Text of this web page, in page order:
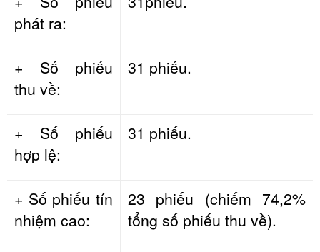
phát ra:
+ Số phiếu
thu về:
31 phiếu.
+ Số phiếu
hợp lệ:
31 phiếu.
+ Số phiếu tín
nhiệm cao:
23 phiếu (chiếm 74,2%
tổng số phiếu thu về).